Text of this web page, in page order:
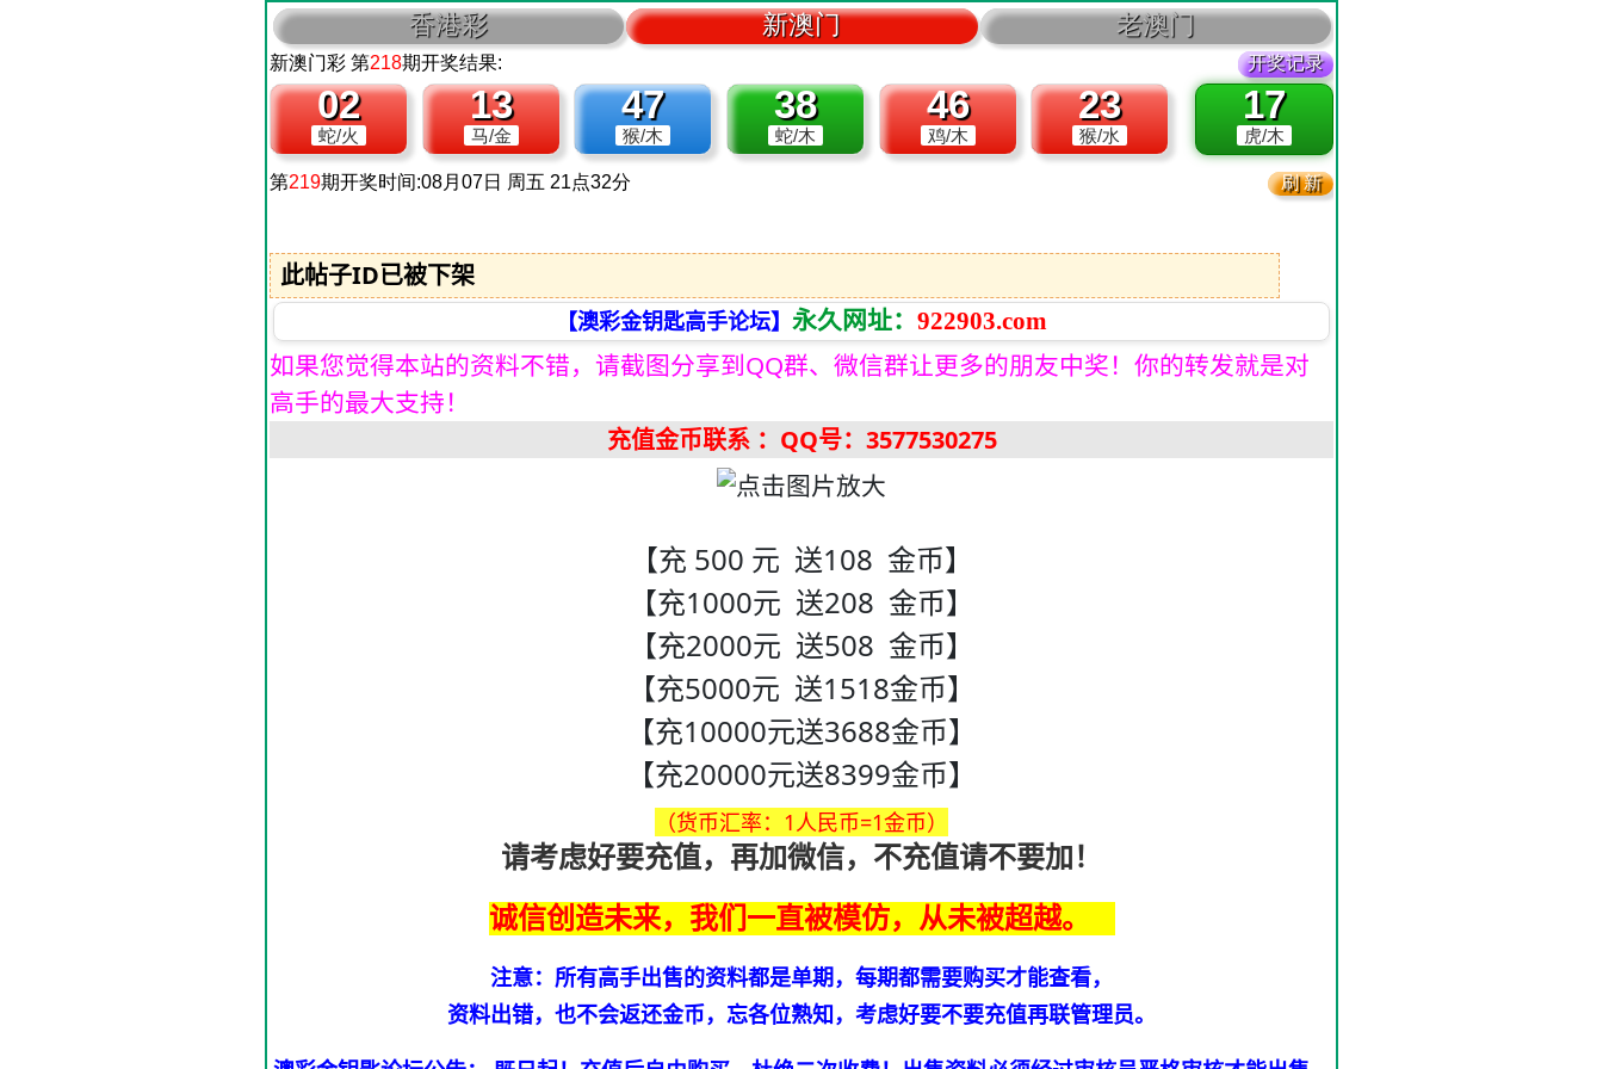
此帖子ID已被下架
【澳彩金钥匙高手论坛】 永久网址： 922903.com
如果您觉得本站的资料不错，请截图分享到QQ群、微信群让更多的朋友中奖！你的转发就是对
高手的最大支持！
充值金币联系 ：QQ号：3577530275
【充 500 元 送108 金币】
【充1000元 送208 金币】
【充2000元 送508 金币】
【充5000元 送1518金币】
【充10000元送3688金币】
【充20000元送8399金币】
（货币汇率：1人民币=1金币）
请考虑好要充值，再加微信，不充值请不要加！
诚信创造未来，我们一直被模仿，从未被超越。
注意：所有高手出售的资料都是单期，每期都需要购买才能查看，
资料出错，也不会返还金币，忘各位熟知，考虑好要不要充值再联管理员。